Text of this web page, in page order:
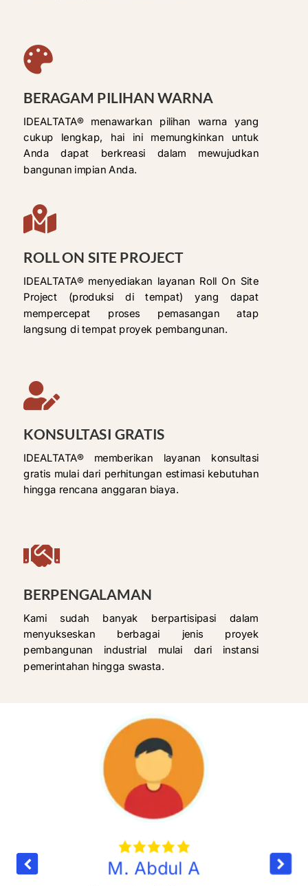

BERAGAM PILIHAN WARNA
IDEALTATA® menawarkan pilihan warna yang
cukup lengkap, hai ini memungkinkan untuk
Anda dapat berkreasi dalam mewujudkan
bangunan impian Anda.

ROLL ON SITE PROJECT
IDEALTATA® menyediakan layanan Roll On Site
Project (produksi di tempat) yang dapat
mempercepat proses pemasangan atap
langsung di tempat proyek pembangunan.

KONSULTASI GRATIS
IDEALTATA® memberikan layanan konsultasi
gratis mulai dari perhitungan estimasi kebutuhan
hingga rencana anggaran biaya.

BERPENGALAMAN
Kami sudah banyak berpartisipasi dalam
menyukseskan berbagai jenis proyek
pembangunan industrial mulai dari instansi
pemerintahan hingga swasta.
M. Abdul A